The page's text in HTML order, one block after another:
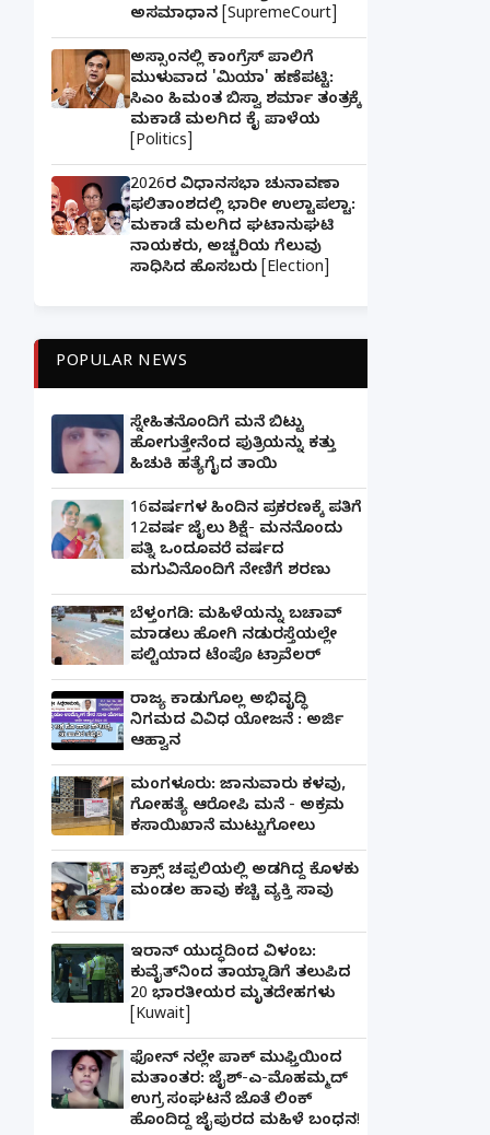
ಅಸಮಾಧಾನ [SupremeCourt]
ಅಸ್ಸಾಂನಲ್ಲಿ ಕಾಂಗ್ರೆಸ್ ಪಾಲಿಗೆ
ಮುಳುವಾದ 'ಮಿಯಾ' ಹಣೆಪಟ್ಟಿ:
ಸಿಎಂ ಹಿಮಂತ ಬಿಸ್ವಾ ಶರ್ಮಾ ತಂತ್ರಕ್ಕೆ
ಮಕಾಡೆ ಮಲಗಿದ ಕೈ ಪಾಳೆಯ
[Politics]
2026ರ ವಿಧಾನಸಭಾ ಚುನಾವಣಾ
ಫಲಿತಾಂಶದಲ್ಲಿ ಭಾರೀ ಉಲ್ಟಾಪಲ್ಟಾ:
ಮಕಾಡೆ ಮಲಗಿದ ಘಟಾನುಘಟಿ
ನಾಯಕರು, ಅಚ್ಚರಿಯ ಗೆಲುವು
ಸಾಧಿಸಿದ ಹೊಸಬರು [Election]
POPULAR NEWS
ಸ್ನೇಹಿತನೊಂದಿಗೆ ಮನೆ ಬಿಟ್ಟು
ಹೋಗುತ್ತೇನೆಂದ ಪುತ್ರಿಯನ್ನು ಕತ್ತು
ಹಿಚುಕಿ ಹತ್ಯೆಗೈದ ತಾಯಿ
16ವರ್ಷಗಳ ಹಿಂದಿನ ಪ್ರಕರಣಕ್ಕೆ ಪತಿಗೆ
12ವರ್ಷ ಜೈಲು ಶಿಕ್ಷೆ- ಮನನೊಂದು
ಪತ್ನಿ ಒಂದೂವರೆ ವರ್ಷದ
ಮಗುವಿನೊಂದಿಗೆ ನೇಣಿಗೆ ಶರಣು
ಬೆಳ್ತಂಗಡಿ: ಮಹಿಳೆಯನ್ನು ಬಚಾವ್
ಮಾಡಲು ಹೋಗಿ ನಡುರಸ್ತೆಯಲ್ಲೇ
ಪಲ್ಟಿಯಾದ ಟೆಂಪೊ ಟ್ರಾವೆಲರ್
ರಾಜ್ಯ ಕಾಡುಗೊಲ್ಲ ಅಭಿವೃದ್ಧಿ
ನಿಗಮದ ವಿವಿಧ ಯೋಜನೆ : ಅರ್ಜಿ
ಆಹ್ವಾನ
ಮಂಗಳೂರು: ಜಾನುವಾರು ಕಳವು,
ಗೋಹತ್ಯೆ ಆರೋಪಿ ಮನೆ - ಅಕ್ರಮ
ಕಸಾಯಿಖಾನೆ ಮುಟ್ಟುಗೋಲು
ಕ್ರಾಕ್ಸ್ ಚಪ್ಪಲಿಯಲ್ಲಿ ಅಡಗಿದ್ದ ಕೊಳಕು
ಮಂಡಲ ಹಾವು ಕಚ್ಚಿ ವ್ಯಕ್ತಿ ಸಾವು
ಇರಾನ್ ಯುದ್ಧದಿಂದ ವಿಳಂಬ:
ಕುವೈತ್‌ನಿಂದ ತಾಯ್ನಾಡಿಗೆ ತಲುಪಿದ
20 ಭಾರತೀಯರ ಮೃತದೇಹಗಳು
[Kuwait]
ಫೋನ್ ನಲ್ಲೇ ಪಾಕ್ ಮುಫ್ತಿಯಿಂದ
ಮತಾಂತರ: ಜೈಶ್-ಎ-ಮೊಹಮ್ಮದ್
ಉಗ್ರ ಸಂಘಟನೆ ಜೊತೆ ಲಿಂಕ್
ಹೊಂದಿದ್ದ ಜೈಪುರದ ಮಹಿಳೆ ಬಂಧನ!